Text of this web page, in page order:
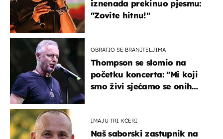
iznenada prekinuo pjesmu:
"Zovite hitnu!"
OBRATIO SE BRANITELJIMA
Thompson se slomio na
početku koncerta: "Mi koji
smo živi sjećamo se onih
IMAJU TRI KĆERI
Naš saborski zastupnik na